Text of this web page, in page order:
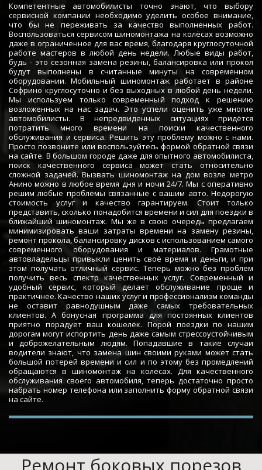
Компетентные автомобилисты точно знают, что выбору
сервисной компании необходимо уделить особое внимание,
что бы не переживать за качество выполненных работ.
Воспользоваться сервисом шиномонтажа на колёсах возможно
даже в ограниченное для вас время, благодаря круглосуточной
работе мастеров в любой день недели. Любые виды работ,
будь - это сезонная замена резины, балансировка или прокол
будут выполнены в считанные минуты на современном
оборудовании. Мобильный шиномонтаж работает в районе
Софрино круглосуточно и без выходных в любой день недели.
Мы используем только современный подход к решению
возложенных на нас задач. Это успели оценить уже многие
автомобилисты. В непредвиденных ситуациях придётся
потратить много времени на поиски качественного
обслуживания и сервиса. Решить эту проблему можно с нами.
Просто позвоните или воспользуйтесь формой обратной связи
на сайте. В большом городе даже для опытного автомобилиста,
поиск качественного сервиса может стать относительно
сложной задачей. Вызвать шиномонтаж на дом возле метро
Анино можно в любое время дня и ночи 24/7. Мы с оперативно
решим любые проблемы связанные с вашим авто. Недорогую
стоимость услуг и качество гарантируем. Стоит только
представить, сколько понадобится времени и сил для поездки в
ближайший шиномонтаж. Мы же в свою очередь предлагаем
минимизировать ваши затраты времени на замену резины,
ремонт прокола, балансировку дисков с использованием самого
современного оборудования и материалов. Грамотные
автовладельцы привыкли ценить своё время и деньги, и при
этом получать отличный сервис. Теперь можно без проблем
получить весь спектр качественных услуг. Современный и
удобный сервис, который делает обслуживание проще и
практичнее. Качество наших услуг и профессионализм команды
не оставит равнодушным даже самых требовательных
клиентов. А бонусная программа для постоянных клиентов
приятно порадует ваш кошелёк. Порой поездки по нашим
дорогам могут испортить день даже самым стрессоустойчивым
и доброжелательным людям. Попадавшие в такие случаи
водители знают, что замена шин своими руками может стать
большой потерей времени и сил и по этому без промедлений
обращаются в шиномонтаж на колёсах. Для качественного
обслуживания своего автомобиля, теперь достаточно просто
набрать номер телефона или заполнить форму обратной связи
на сайте.
Ремонт боковых порезов